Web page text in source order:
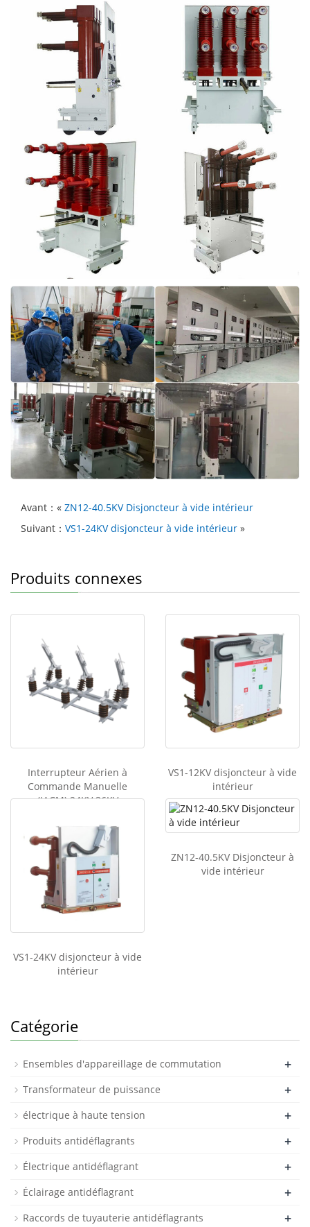
Avant：« ZN12-40.5KV Disjoncteur à vide intérieur
Suivant： VS1-24KV disjoncteur à vide intérieur »
Produits connexes
Interrupteur Aérien à
Commande Manuelle
(IACM) 24KV 36KV
VS1-12KV disjoncteur à vide
intérieur
VS1-24KV disjoncteur à vide
intérieur
ZN12-40.5KV Disjoncteur à
vide intérieur
Catégorie
Ensembles d'appareillage de commutation +
Transformateur de puissance +
électrique à haute tension +
Produits antidéflagrants +
Électrique antidéflagrant +
Éclairage antidéflagrant +
Raccords de tuyauterie antidéflagrants +